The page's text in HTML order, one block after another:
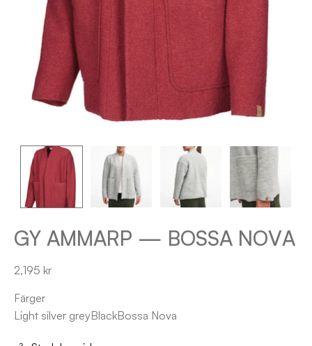
GY AMMARP — BOSSA NOVA
2,195 kr
Färger
Light silver greyBlackBossa Nova